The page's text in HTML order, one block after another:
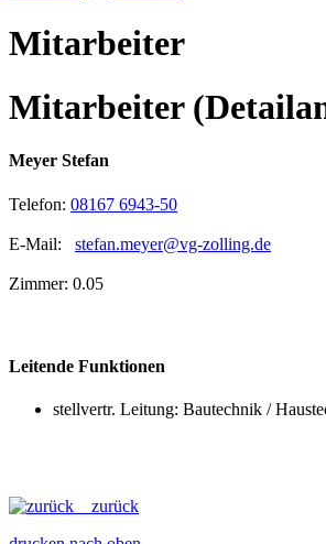
Mitarbeiter
Mitarbeiter
Meyer Stefan
Telefon: 08167 6943-50
E-Mail: stefan.meyer@vg-zolling.de
Zimmer: 0.05
Leitende Funktionen
stellvertr. Leitung: Bautechnik /
zurück